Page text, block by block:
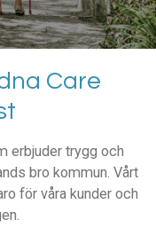
Care
erbjuder trygg och
bro kommun. Vårt
för våra kunder och